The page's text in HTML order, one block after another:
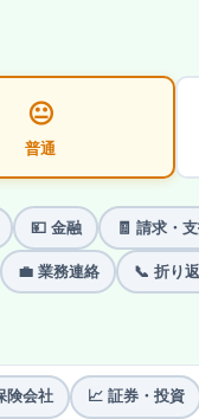
😐
普通
💴 金融 🧾 請求・
💼 業務連絡 📞 折り
険会社 📈 証券・投資